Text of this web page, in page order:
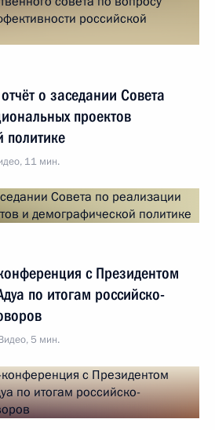
о заседании Совета
проектов
политике
11 мин.
с Президентом
по итогам российско-
5 мин.